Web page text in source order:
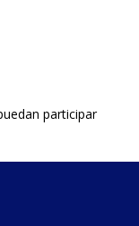
participar